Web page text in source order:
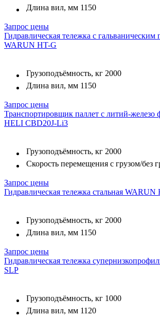
Длина вил, мм 1150
Запрос цены
Гидравлическая тележка c
WARUN HT-G
Грузоподъёмность, кг 2000
Длина вил, мм 1150
Запрос цены
Транспортировщик паллет с литий-
HELI CBD20J-Li3
Грузоподъёмность, кг 2000
Скорость перемещения с грузом/без
Запрос цены
Гидравлическая тележка стальная WARUN
Грузоподъёмность, кг 2000
Длина вил, мм 1150
Запрос цены
Гидравлическая тележка
SLP
Грузоподъёмность, кг 1000
Длина вил, мм 1120